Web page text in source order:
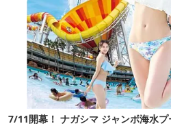
7/11開幕！ ナガシマ ジャンボ海水